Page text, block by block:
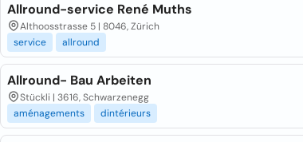
Allround-service René Muths
Althoosstrasse 5 | 8046, Zürich
service
allround
Allround- Bau Arbeiten
Stückli | 3616, Schwarzenegg
aménagements
dintérieurs